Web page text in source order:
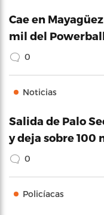
Cae en
mil del
0
Noticias
Salida de Palo
y deja sobre 100
0
Policíacas